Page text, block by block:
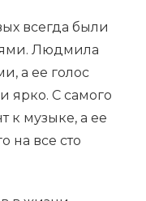
всегда были
Людмила
а ее голос
ярко. С самого
к музыке, а ее
на все сто